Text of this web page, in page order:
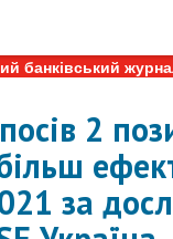
банківський
2
за